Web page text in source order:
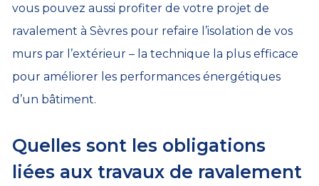
vous pouvez aussi profiter de votre projet de
ravalement à Sèvres pour refaire l’isolation de vos
murs par l’extérieur – la technique la plus efficace
pour améliorer les performances énergétiques
d’un bâtiment.
Quelles sont les obligations
liées aux travaux de ravalement